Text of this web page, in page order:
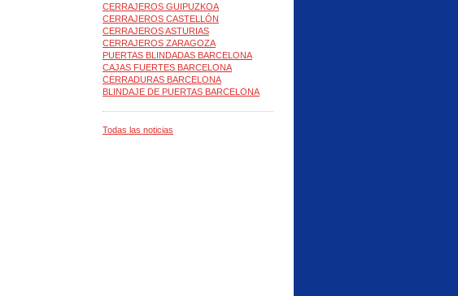
CERRAJEROS GUIPUZKOA
CERRAJEROS CASTELLÓN
CERRAJEROS ASTURIAS
CERRAJEROS ZARAGOZA
PUERTAS BLINDADAS BARCELONA
CAJAS FUERTES BARCELONA
CERRADURAS BARCELONA
BLINDAJE DE PUERTAS BARCELONA
Todas las noticias